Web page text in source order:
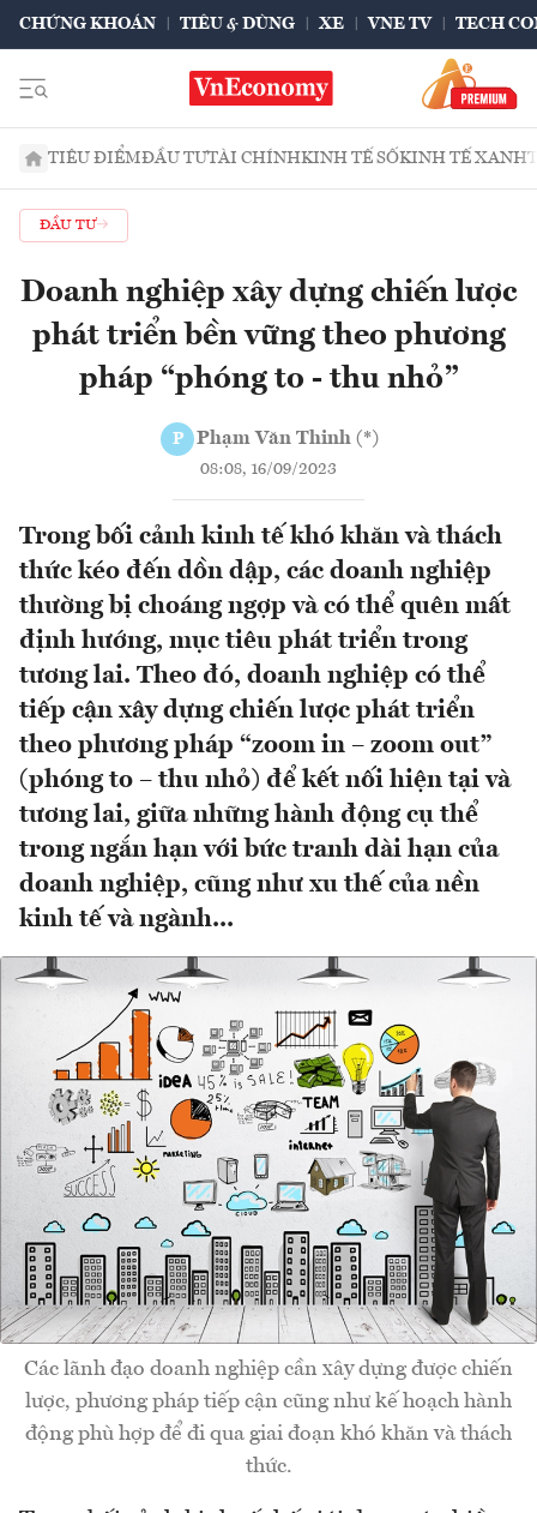
CHỨNG KHOÁN TIÊU & DÙNG XE VNE TV TECH
TIÊU ĐIỂMĐẦU TƯTÀI CHÍNHKINH TẾ SỐKINH TẾ XANH
ĐẦU TƯ
Doanh nghiệp xây dựng chiến lược
phát triển bền vững theo phương
pháp “phóng to - thu nhỏ”
P Phạm Văn Thinh (*)
08:08, 16/09/2023
Trong bối cảnh kinh tế khó khăn và thách
thức kéo đến dồn dập, các doanh nghiệp
thường bị choáng ngợp và có thể quên mất
định hướng, mục tiêu phát triển trong
tương lai. Theo đó, doanh nghiệp có thể
tiếp cận xây dựng chiến lược phát triển
theo phương pháp “zoom in – zoom out”
(phóng to – thu nhỏ) để kết nối hiện tại và
tương lai, giữa những hành động cụ thể
trong ngắn hạn với bức tranh dài hạn của
doanh nghiệp, cũng như xu thế của nền
kinh tế và ngành...
Các lãnh đạo doanh nghiệp cần xây dựng được chiến
lược, phương pháp tiếp cận cũng như kế hoạch hành
động phù hợp để đi qua giai đoạn khó khăn và thách
thức.